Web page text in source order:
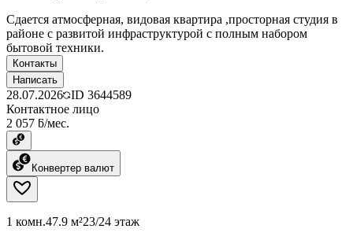
Сдается атмосферная, видовая квартира ,просторная студия в
районе с развитой инфраструктурой с полным набором
бытовой техники.
Контакты
Написать
28.07.2026 ID 3644589
Контактное лицо
2 057 ƃ/мес.
Конвертер валют
1 комн.47.9 м²23/24 этаж